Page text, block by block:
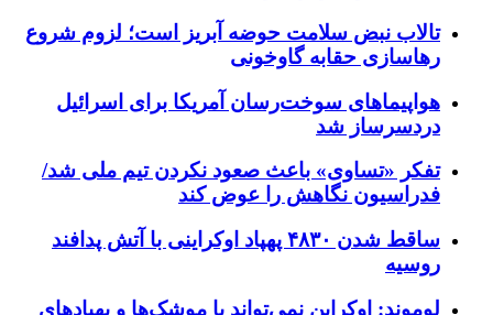
تالاب نبض سلامت حوضه آبریز است؛ لزوم شروع
رهاسازی حقابه گاوخونی
هواپیماهای سوخت‌رسان آمریکا برای اسرائیل
دردسرساز شد
تفکر «تساوی» باعث صعود نکردن تیم ملی شد/
فدراسیون نگاهش را عوض کند
ساقط شدن ۴۸۳۰ پهپاد اوکراینی با آتش پدافند
روسیه
لوموند: اوکراین نمی‌تواند با موشک‌ها و پهپادهای